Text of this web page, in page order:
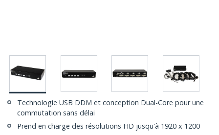
Technologie USB DDM et conception Dual-Core pour une
commutation sans délai
Prend en charge des résolutions HD jusqu'à 1920 x 1200